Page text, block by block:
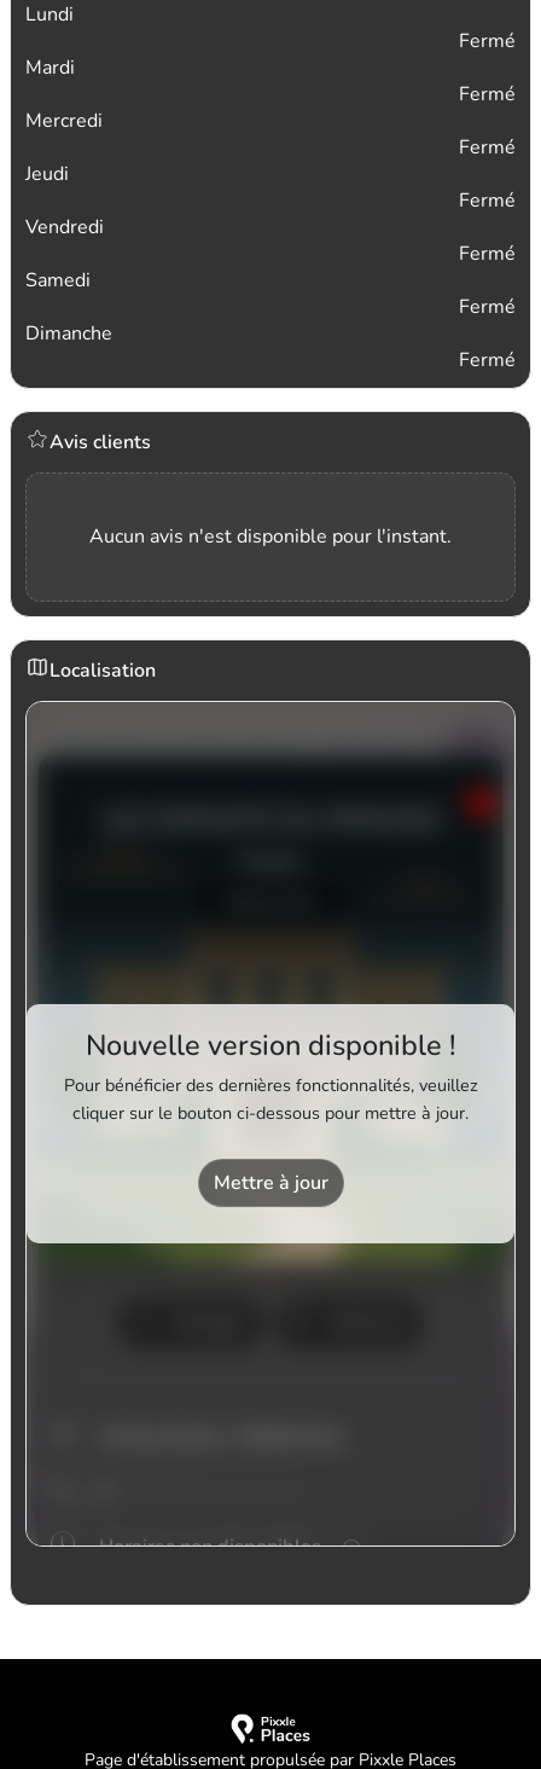
Lundi
Fermé
Mardi
Fermé
Mercredi
Fermé
Jeudi
Fermé
Vendredi
Fermé
Samedi
Fermé
Dimanche
Fermé
Avis clients
Aucun avis n'est disponible pour l'instant.
Localisation
Page d'établissement propulsée par Pixxle Places